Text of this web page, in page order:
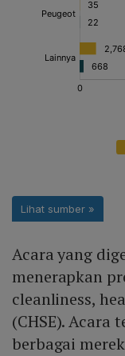
Acara yang
menerapkan
cleanliness,
(CHSE).
berbagai